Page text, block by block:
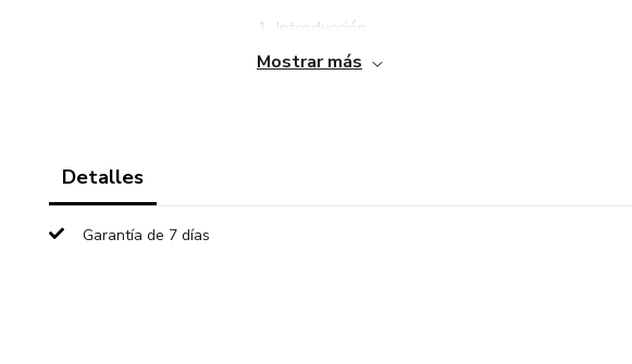
1. Introducción
Mostrar más
Detalles
Garantía de 7 días